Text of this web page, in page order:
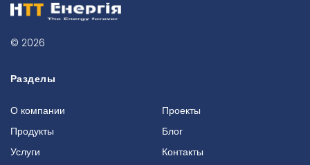
© 2026
Разделы
О компании
Продукты
Услуги
Проекты
Блог
Контакты